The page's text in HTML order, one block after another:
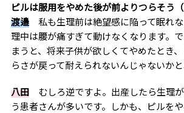
ピルは服用をやめた後が前よりつらそう（
渡邉私も生理前は絶望感に陥って眠れな
理中は腰が痛すぎて動けなくなります。
まうと、将来子供が欲しくてやめたとき
らさが戻って耐えられないんじゃないかと
八田むしろ逆ですよ。出産したら生理
う患者さんが多いです。しかも、ピルを